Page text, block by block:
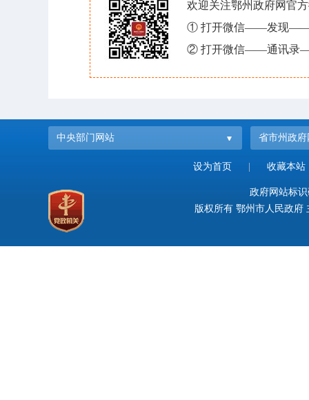
欢迎关注鄂州政府网官
① 打开微信——发现——
② 打开微信——通讯录
中央部门网站 省市州政府
设为首页 收藏本站
政府网站标
版权所有 鄂州市人民政府